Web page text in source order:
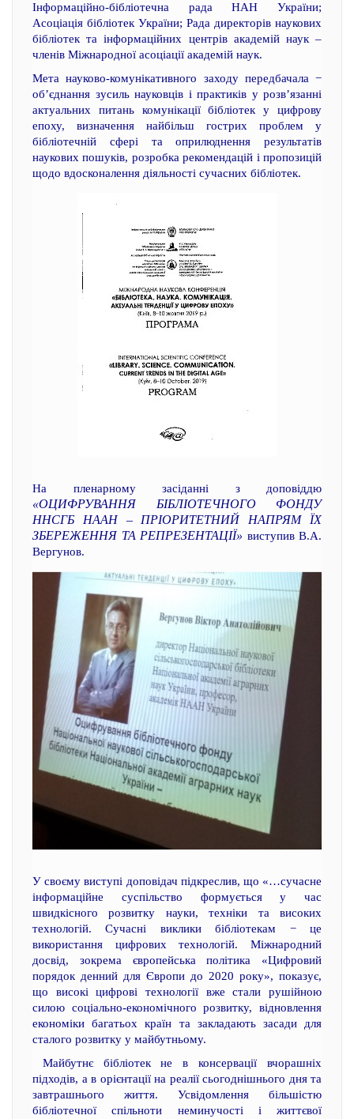
Інформаційно-бібліотечна рада НАН України;
Асоціація бібліотек України; Рада директорів наукових
бібліотек та інформаційних центрів академій наук –
членів Міжнародної асоціації академій наук.
Мета науково-комунікативного заходу передбачала −
об’єднання зусиль науковців і практиків у розв’язанні
актуальних питань комунікації бібліотек у цифрову
епоху, визначення найбільш гострих проблем у
бібліотечній сфері та оприлюднення результатів
наукових пошуків, розробка рекомендацій і пропозицій
щодо вдосконалення діяльності сучасних бібліотек.
На пленарному засіданні з доповіддю
«ОЦИФРУВАННЯ БІБЛІОТЕЧНОГО ФОНДУ
ННСГБ НААН – ПРІОРИТЕТНИЙ НАПРЯМ ЇХ
ЗБЕРЕЖЕННЯ ТА РЕПРЕЗЕНТАЦІЇ» виступив В.А.
Вергунов.
У своєму виступі доповідач підкреслив, що «…сучасне
інформаційне суспільство формується у час
швидкісного розвитку науки, техніки та високих
технологій. Сучасні виклики бібліотекам − це
використання цифрових технологій. Міжнародний
досвід, зокрема європейська політика «Цифровий
порядок денний для Європи до 2020 року», показує,
що високі цифрові технології вже стали рушійною
силою соціально-економічного розвитку, відновлення
економіки багатьох країн та закладають засади для
сталого розвитку у майбутньому.
Майбутнє бібліотек не в консервації вчорашніх
підходів, а в орієнтації на реалії сьогоднішнього дня та
завтрашнього життя. Усвідомлення більшістю
бібліотечної спільноти неминучості і життєвої